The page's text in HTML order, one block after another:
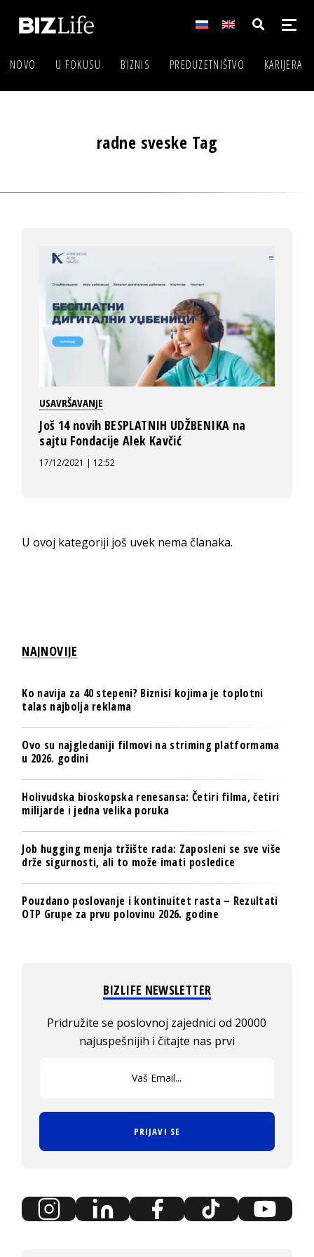
NOVO U FOKUSU BIZNIS PREDUZETNIŠTVO KARIJERA
radne sveske Tag
USAVRŠAVANJE
Još 14 novih BESPLATNIH UDŽBENIKA na
sajtu Fondacije Alek Kavčić
17/12/2021 | 12:52
U ovoj kategoriji još uvek nema članaka.
NAJNOVIJE
Ko navija za 40 stepeni? Biznisi kojima je toplotni
talas najbolja reklama
Ovo su najgledaniji filmovi na striming platformama
u 2026. godini
Holivudska bioskopska renesansa: Četiri filma, četiri
milijarde i jedna velika poruka
Job hugging menja tržište rada: Zaposleni se sve više
drže sigurnosti, ali to može imati posledice
Pouzdano poslovanje i kontinuitet rasta – Rezultati
OTP Grupe za prvu polovinu 2026. godine
BIZLIFE NEWSLETTER
Pridružite se poslovnoj zajednici od 20000
najuspešnijih i čitajte nas prvi
PRIJAVI SE